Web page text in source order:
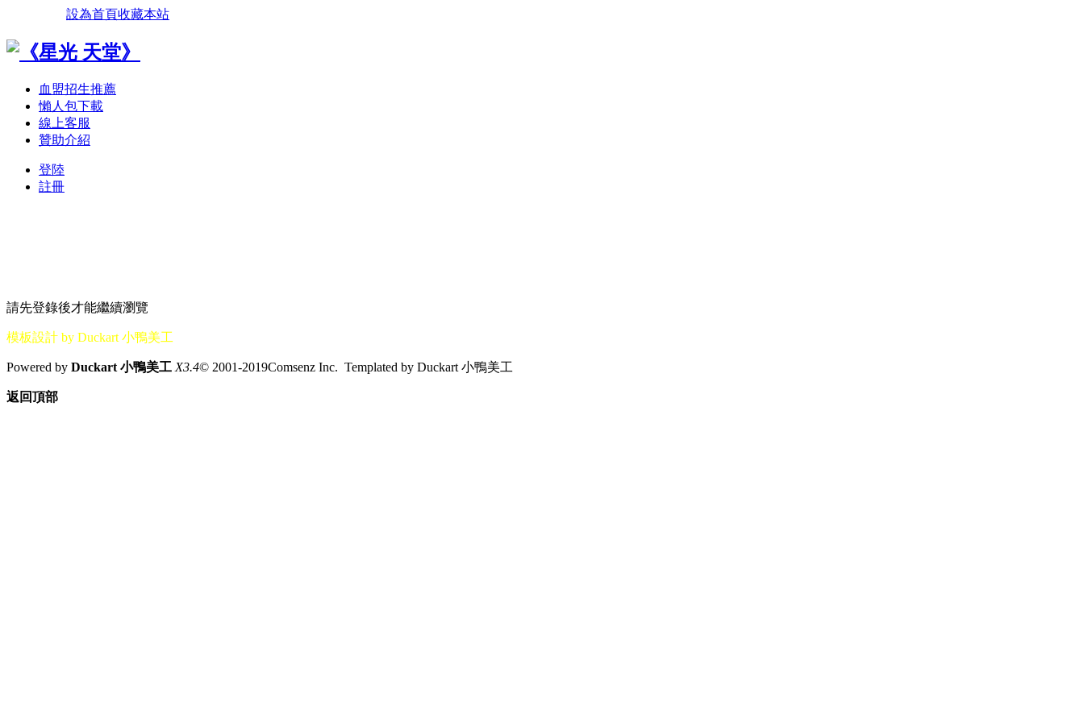
設為首頁收藏本站
血盟招生推薦
懶人包下載
線上客服
贊助介紹
登陸
註冊
請先登錄後才能繼續瀏覽
模板設計 by Duckart 小鴨美工
Powered by Duckart 小鴨美工 X3.4© 2001-2019Comsenz Inc. Templated by Duckart 小鴨美工
返回頂部